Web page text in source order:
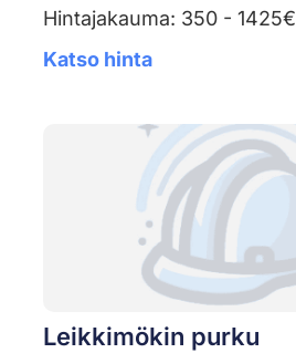
Hintajakauma: 350 - 1425€
Katso hinta
Leikkimökin purku